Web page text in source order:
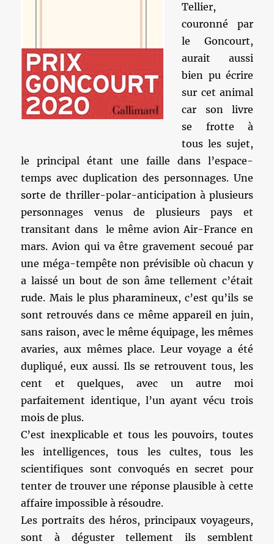
Tellier,
couronné par
le Goncourt,
aurait aussi
bien pu écrire
sur cet animal
car son livre
se frotte à
tous les sujet,
le principal étant une faille dans l’espace-
temps avec duplication des personnages. Une
sorte de thriller-polar-anticipation à plusieurs
personnages venus de plusieurs pays et
transitant dans le même avion Air-France en
mars. Avion qui va être gravement secoué par
une méga-tempête non prévisible où chacun y
a laissé un bout de son âme tellement c’était
rude. Mais le plus pharamineux, c’est qu’ils se
sont retrouvés dans ce même appareil en juin,
sans raison, avec le même équipage, les mêmes
avaries, aux mêmes place. Leur voyage a été
dupliqué, eux aussi. Ils se retrouvent tous, les
cent et quelques, avec un autre moi
parfaitement identique, l’un ayant vécu trois
mois de plus.
C’est inexplicable et tous les pouvoirs, toutes
les intelligences, tous les cultes, tous les
scientifiques sont convoqués en secret pour
tenter de trouver une réponse plausible à cette
affaire impossible à résoudre.
Les portraits des héros, principaux voyageurs,
sont à déguster tellement ils semblent